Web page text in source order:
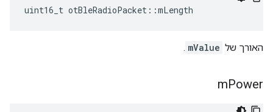
uint16_t otBleRadioPacket ::mLength
האורך של mValue
.
mPower